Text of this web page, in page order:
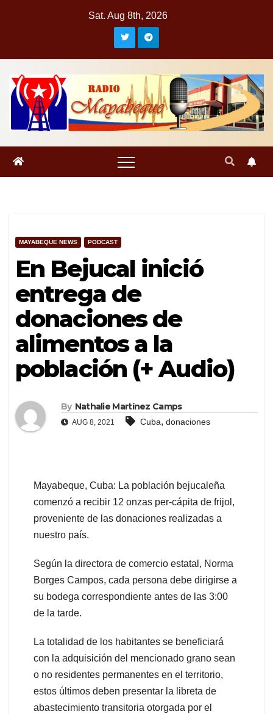
Sat. Aug 8th, 2026
MAYABEQUE NEWS PODCAST
En Bejucal inició
entrega de
donaciones de
alimentos a la
población (+ Audio)
By Nathalie Martínez Camps
AUG 8, 2021 Cuba, donaciones
Mayabeque, Cuba: La población bejucaleña
comenzó a recibir 12 onzas per-cápita de frijol,
proveniente de las donaciones realizadas a
nuestro país.
Según la directora de comercio estatal, Norma
Borges Campos, cada persona debe dirigirse a
su bodega correspondiente antes de las 3:00
de la tarde.
La totalidad de los habitantes se beneficiará
con la adquisición del mencionado grano sean
o no residentes permanentes en el territorio,
estos últimos deben presentar la libreta de
abastecimiento transitoria otorgada por el